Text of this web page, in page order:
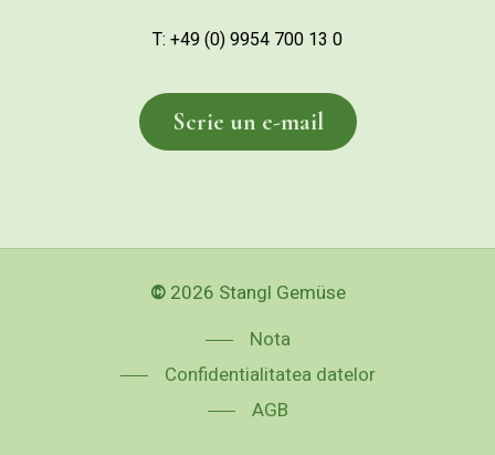
T: +49 (0) 9954 700 13 0
Scrie un e-mail
© 2026 Stangl Gemüse
Nota
Confidentialitatea datelor
AGB